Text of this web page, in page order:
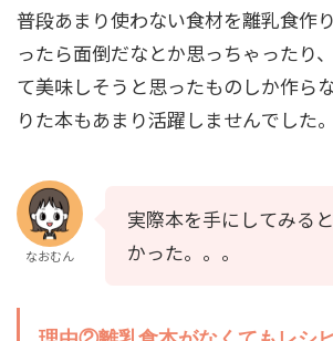
普段あまり使わない食材を離乳食作
ったら面倒だなとか思っちゃったり
て美味しそうと思ったものしか作ら
りた本もあまり活躍しませんでした。
なおむん
実際本を手にしてみる
かった。。。